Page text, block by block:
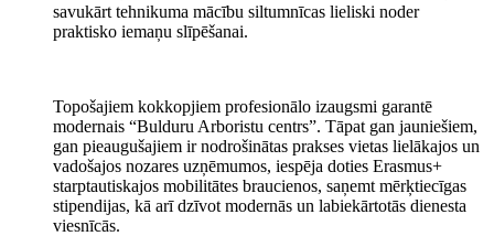
savukārt tehnikuma mācību siltumnīcas lieliski noder
praktisko iemaņu slīpēšanai.
Topošajiem kokkopjiem profesionālo izaugsmi garantē
modernais “Bulduru Arboristu centrs”. Tāpat gan jauniešiem,
gan pieaugušajiem ir nodrošinātas prakses vietas lielākajos un
vadošajos nozares uzņēmumos, iespēja doties Erasmus+
starptautiskajos mobilitātes braucienos, saņemt mērķtiecīgas
stipendijas, kā arī dzīvot modernās un labiekārtotās dienesta
viesnīcās.